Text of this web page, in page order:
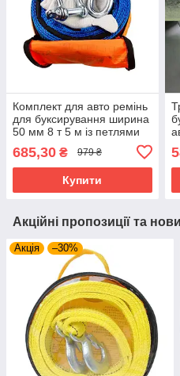
Комплект для авто ремінь
для буксирування ширина
50 мм 8 т 5 м із петлями
транспортувальною
сумкою
685,30 ₴ 979 ₴
Купити
5
Акційні пропозиції та
Акція –30%